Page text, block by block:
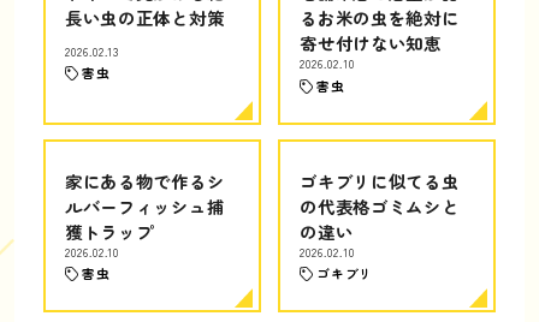
長い虫の正体と対策
2026.02.13
害虫
るお米の虫を絶対に
寄せ付けない知恵
2026.02.10
害虫
家にある物で作るシ
ルバーフィッシュ捕
獲トラップ
2026.02.10
害虫
ゴキブリに似てる虫
の代表格ゴミムシと
の違い
2026.02.10
ゴキブリ